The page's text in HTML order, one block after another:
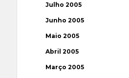
Julho 2005
Junho 2005
Maio 2005
Abril 2005
Março 2005